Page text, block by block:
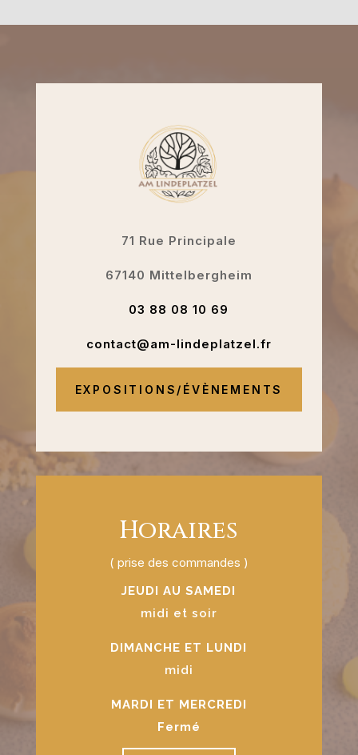
71 Rue Principale
67140 Mittelbergheim
03 88 08 10 69
contact@am-lindeplatzel.fr
EXPOSITIONS/ÉVÈNEMENTS
Horaires
( prise des commandes )
JEUDI AU SAMEDI
midi et soir
DIMANCHE ET LUNDI
midi
MARDI ET MERCREDI
Fermé